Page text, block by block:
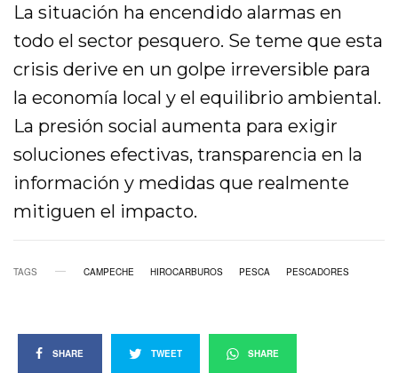
La situación ha encendido alarmas en
todo el sector pesquero. Se teme que esta
crisis derive en un golpe irreversible para
la economía local y el equilibrio ambiental.
La presión social aumenta para exigir
soluciones efectivas, transparencia en la
información y medidas que realmente
mitiguen el impacto.
TAGS CAMPECHE HIROCARBUROS PESCA PESCADORES
SHARE TWEET SHARE